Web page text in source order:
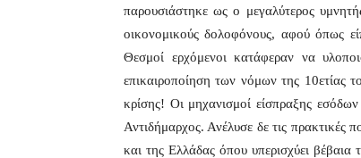
παρουσιάστηκε ως ο μεγαλύτερος
οικονομικούς δολοφόνους, αφού όπως
Θεσμοί ερχόμενοι κατάφεραν να
επικαιροποίηση των νόμων της 10ετίας
κρίσης! Οι μηχανισμοί είσπραξης
Αντιδήμαρχος. Ανέλυσε δε τις πρακτικές
και της Ελλάδας όπου υπερισχύει